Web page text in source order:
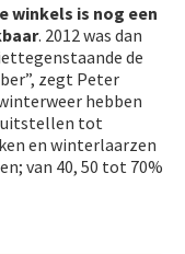
winkels is nog een
. 2012 was dan
de
zegt Peter
hebben
uitstellen tot
en winterlaarzen
van 40, 50 tot 70%